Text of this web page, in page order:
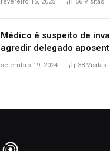
fevereiro 15, 2025 56 Visitas
Médico é suspeito de
agredir delegado
durante confusão no
setembro 19, 2024 38 Visitas